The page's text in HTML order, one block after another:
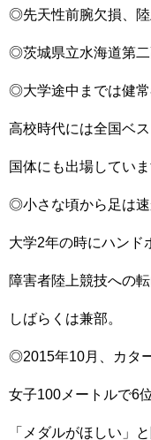
◎先天性前腕欠損、陸
◎茨城県立水海道第
◎大学途中までは健常
高校時代には全国ベス
国体にも出場していま
◎小さな頃から足は速
大学2年の時にハンド
障害者陸上競技への
しばらくは兼部。
◎2015年10月、カタ
女子100メートルで6
「メダルがほしい」